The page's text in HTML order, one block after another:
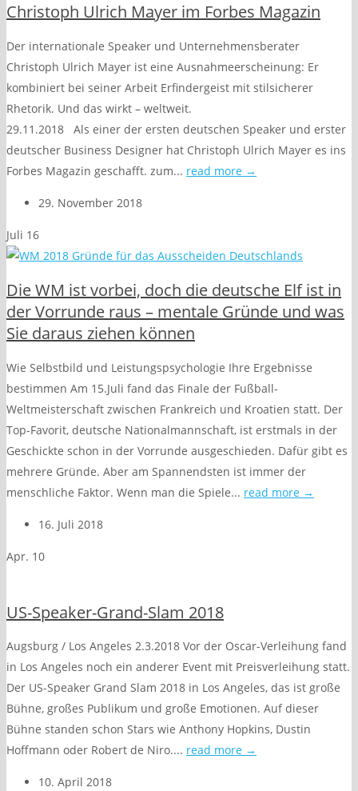
Christoph Ulrich Mayer im Forbes Magazin
Der internationale Speaker und Unternehmensberater
Christoph Ulrich Mayer ist eine Ausnahmeerscheinung: Er
kombiniert bei seiner Arbeit Erfindergeist mit stilsicherer
Rhetorik. Und das wirkt – weltweit.
29.11.2018 Als einer der ersten deutschen Speaker und erster
deutscher Business Designer hat Christoph Ulrich Mayer es ins
Forbes Magazin geschafft. zum... read more →
29. November 2018
Juli 16
Die WM ist vorbei, doch die deutsche Elf ist in
der Vorrunde raus – mentale Gründe und was
Sie daraus ziehen können
Wie Selbstbild und Leistungspsychologie Ihre Ergebnisse
bestimmen Am 15.Juli fand das Finale der Fußball-
Weltmeisterschaft zwischen Frankreich und Kroatien statt. Der
Top-Favorit, deutsche Nationalmannschaft, ist erstmals in der
Geschickte schon in der Vorrunde ausgeschieden. Dafür gibt es
mehrere Gründe. Aber am Spannendsten ist immer der
menschliche Faktor. Wenn man die Spiele... read more →
16. Juli 2018
Apr. 10
US-Speaker-Grand-Slam 2018
Augsburg / Los Angeles 2.3.2018 Vor der Oscar-Verleihung fand
in Los Angeles noch ein anderer Event mit Preisverleihung statt.
Der US-Speaker Grand Slam 2018 in Los Angeles, das ist große
Bühne, großes Publikum und große Emotionen. Auf dieser
Bühne standen schon Stars wie Anthony Hopkins, Dustin
Hoffmann oder Robert de Niro.... read more →
10. April 2018